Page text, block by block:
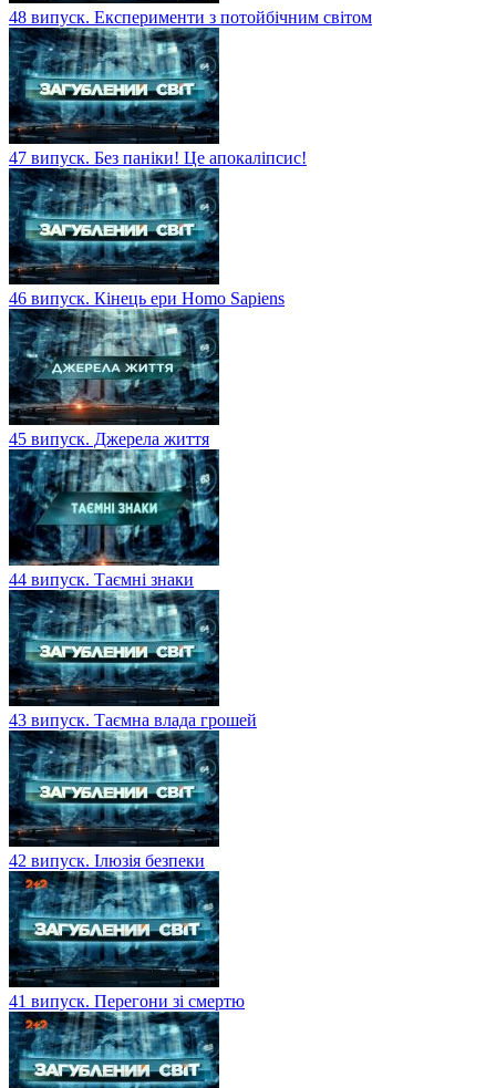
48 випуск. Експерименти з потойбічним світом
47 випуск. Без паніки! Це апокаліпсис!
46 випуск. Кінець ери Homo Sapiens
45 випуск. Джерела життя
44 випуск. Таємні знаки
43 випуск. Таємна влада грошей
42 випуск. Ілюзія безпеки
41 випуск. Перегони зі смертю